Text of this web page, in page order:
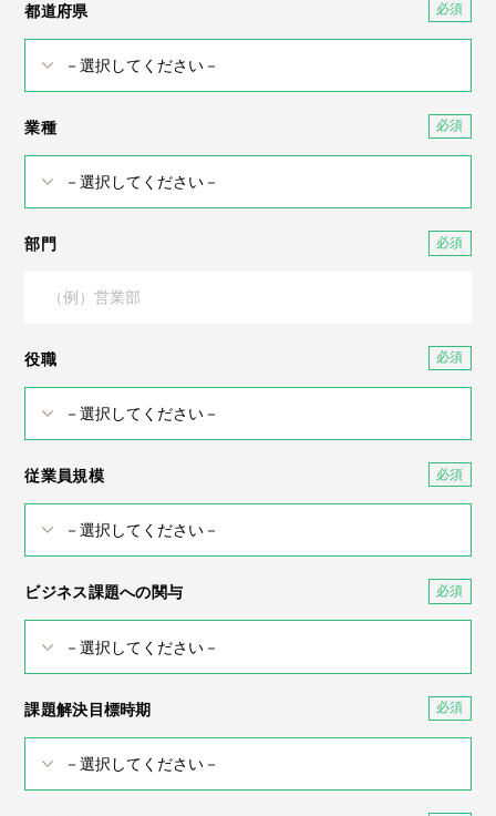
都道府県
業種
部門
役職
従業員規模
ビジネス課題への関与
課題解決目標時期